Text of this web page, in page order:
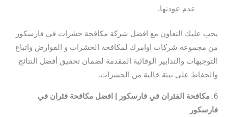
عدم عودتها.
يجب عليك التعاون مع افضل شركة مكافحة حشرات في فارسكور
من مجموعة شركات اوامرك لمكافحة الحشرات و القوارض واتباع
التوجيهات والتدابير الوقائية المقدمة لضمان تحقيق أفضل النتائج
والحفاظ على بيئة خالية من الحشرات.
6. مكافحة الفئران في فارسكور | افضل مكافحة فئران في
فارسكور